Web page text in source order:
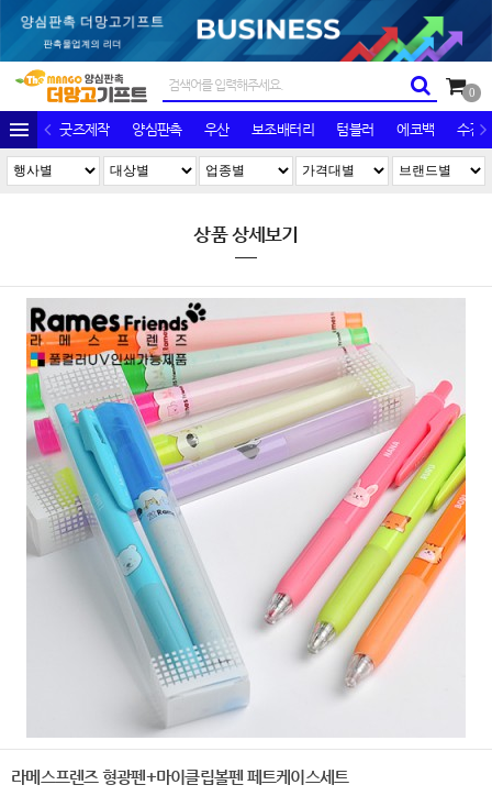
0
굿즈제작 양심판촉 우산 보조배터리 텀블러 에코백 수건/
상품 상세보기
라메스프렌즈 형광펜+마이클립볼펜 페트케이스세트